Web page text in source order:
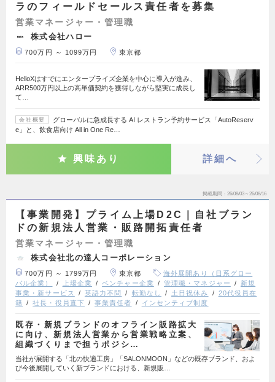
ラのフィールドセールス責任者を募集
営業マネージャー・管理職
株式会社ハロー
700万円 ～ 1099万円 東京都
HelloXはすでにエンタープライズ企業を中心に導入が進み、
ARR500万円以上の高単価契約を獲得しながら堅実に成長し
て…
会社概要
グローバルに急成長する AI レストラン予約サービス「AutoReserv
e」と、飲食店向け All in One Re…
興味あり 詳細へ
掲載期間 26/08/03～26/08/16
【事業開発】プライム上場D2C｜自社ブラン
ドの新規法人営業・販路開拓責任者
営業マネージャー・管理職
株式会社北の達人コーポレーション
700万円 ～ 1799万円 東京都
海外展開あり（日系グロー
バル企業）
上場企業 ベンチャー企業 管理職・マネジャー
新規
事業・新サービス
英語力不問 転勤なし 土日祝休み
20代役員在
籍
社長・役員直下 事業責任者 インセンティブ制度
既存・新規ブランドのオフライン販路拡大
に向け、新規法人営業から営業戦略立案、
組織づくりまで担うポジシ…
当社が展開する「北の快適工房」「SALONMOON」などの既存ブランド、およ
び今後展開していく新ブランドにおける、新規販…